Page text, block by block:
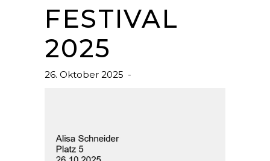
FESTIVAL
2025
26. Oktober 2025